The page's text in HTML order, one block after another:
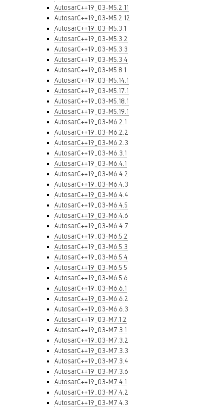
AutosarC++19_03-M5.2.11
AutosarC++19_03-M5.2.12
AutosarC++19_03-M5.3.1
AutosarC++19_03-M5.3.2
AutosarC++19_03-M5.3.3
AutosarC++19_03-M5.3.4
AutosarC++19_03-M5.8.1
AutosarC++19_03-M5.14.1
AutosarC++19_03-M5.17.1
AutosarC++19_03-M5.18.1
AutosarC++19_03-M5.19.1
AutosarC++19_03-M6.2.1
AutosarC++19_03-M6.2.2
AutosarC++19_03-M6.2.3
AutosarC++19_03-M6.3.1
AutosarC++19_03-M6.4.1
AutosarC++19_03-M6.4.2
AutosarC++19_03-M6.4.3
AutosarC++19_03-M6.4.4
AutosarC++19_03-M6.4.5
AutosarC++19_03-M6.4.6
AutosarC++19_03-M6.4.7
AutosarC++19_03-M6.5.2
AutosarC++19_03-M6.5.3
AutosarC++19_03-M6.5.4
AutosarC++19_03-M6.5.5
AutosarC++19_03-M6.5.6
AutosarC++19_03-M6.6.1
AutosarC++19_03-M6.6.2
AutosarC++19_03-M6.6.3
AutosarC++19_03-M7.1.2
AutosarC++19_03-M7.3.1
AutosarC++19_03-M7.3.2
AutosarC++19_03-M7.3.3
AutosarC++19_03-M7.3.4
AutosarC++19_03-M7.3.6
AutosarC++19_03-M7.4.1
AutosarC++19_03-M7.4.2
AutosarC++19_03-M7.4.3